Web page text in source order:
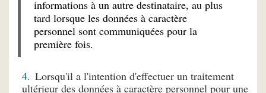
informations à un autre destinataire, au plus
tard lorsque les données à caractère
personnel sont communiquées pour la
première fois.
Lorsqu'il a l'intention d'effectuer un traitement
ultérieur des données à caractère personnel pour une